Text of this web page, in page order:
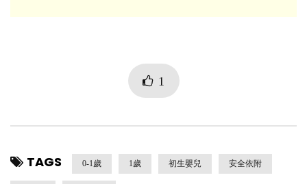
1
TAGS 0-1歲 1歲 初生嬰兒 安全依附